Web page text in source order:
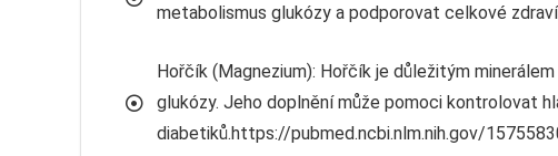
metabolismus glukózy a podporovat celkové
Hořčík (Magnezium): Hořčík je důležitým
glukózy. Jeho doplnění může pomoci kontrolovat
diabetiků.https://pubmed.ncbi.nlm.nih.gov/